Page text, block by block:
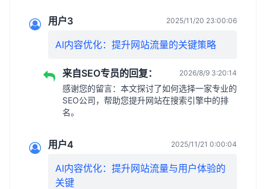
用户3 2025/11/20 23:00:06
AI内容优化：提升网站流量的关键策略
来自SEO专员的回复： 2026/8/9 3:20:14
感谢您的留言：本文探讨了如何选择一家专业的
SEO公司，帮助您提升网站在搜索引擎中的排
名。
用户4 2025/11/21 0:00:04
AI内容优化：提升网站流量与用户体验的
关键